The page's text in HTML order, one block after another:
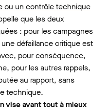
ou un contrôle technique
que les deux
: pour les campagnes
une défaillance critique est
pour conséquence,
pour les autres rappels,
au rapport, sans
technique.
vise avant tout à mieux